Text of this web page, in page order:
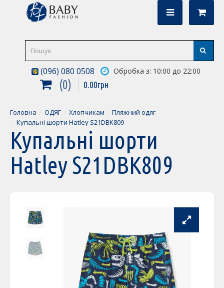
(096) 080 0508 Обробка з: 10:00 до 22:00
0 0.00грн
Головна ОДЯГ Хлопчикам
Пляжний одяг
Купальні шорти Hatley S21DBK809
Купальні шорти
Hatley S21DBK809